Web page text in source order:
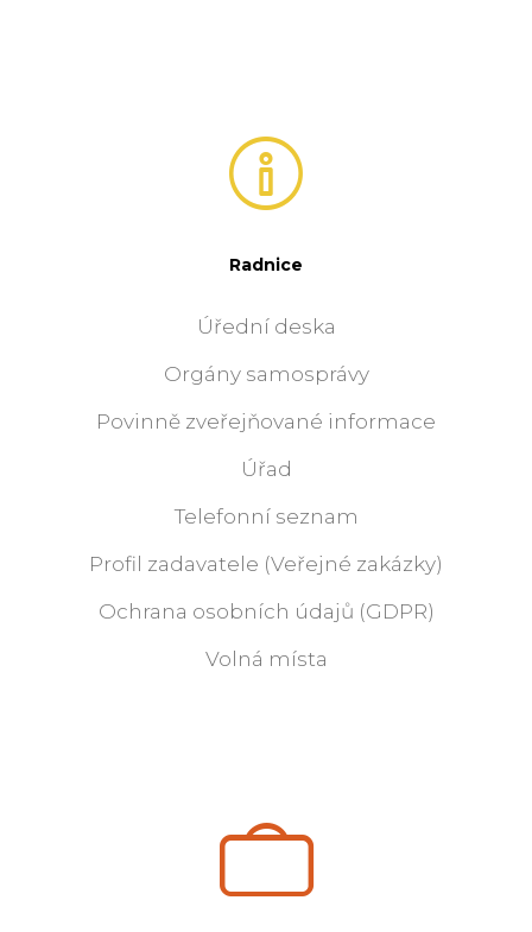
Radnice
Úřední deska
Orgány samosprávy
Povinně zveřejňované informace
Úřad
Telefonní seznam
Profil zadavatele (Veřejné zakázky)
Ochrana osobních údajů (GDPR)
Volná místa